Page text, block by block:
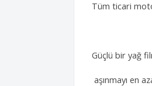
Tüm ticari
Güçlü bir yağ
aşınmayı en